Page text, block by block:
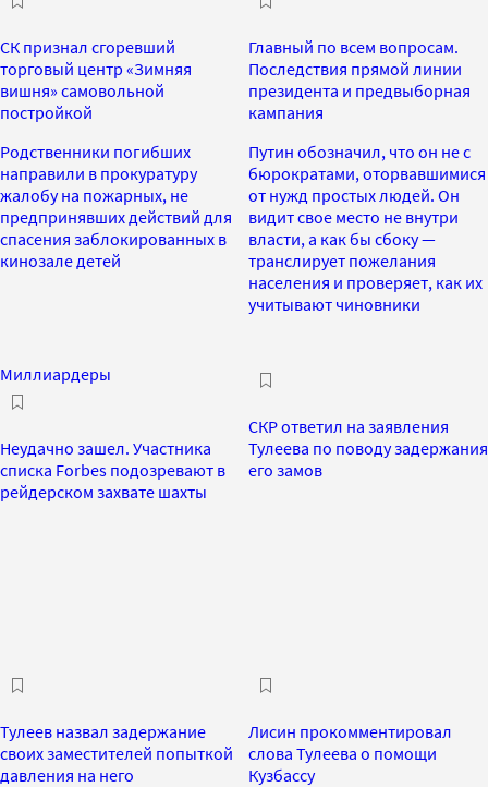
СК признал сгоревший
торговый центр «Зимняя
вишня» самовольной
постройкой
Родственники погибших
направили в прокуратуру
жалобу на пожарных, не
предпринявших действий для
спасения заблокированных в
кинозале детей
Главный по всем вопросам.
Последствия прямой линии
президента и предвыборная
кампания
Путин обозначил, что он не с
бюрократами, оторвавшимися
от нужд простых людей. Он
видит свое место не внутри
власти, а как бы сбоку —
транслирует пожелания
населения и проверяет, как их
учитывают чиновники
Миллиардеры
Неудачно зашел. Участника
списка Forbes подозревают в
рейдерском захвате шахты
СКР ответил на заявления
Тулеева по поводу задержания
его замов
Тулеев назвал задержание
своих заместителей попыткой
давления на него
Лисин прокомментировал
слова Тулеева о помощи
Кузбассу